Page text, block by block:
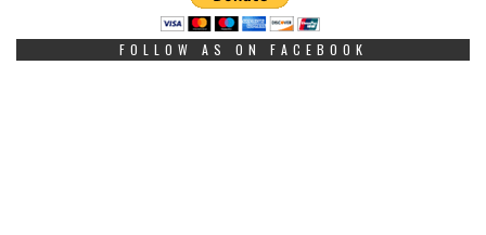
FOLLOW AS ON FACEBOOK